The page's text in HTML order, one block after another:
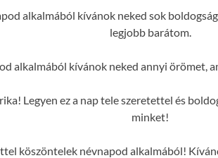
alkalmából kívánok neked sok
legjobb barátom.
alkalmából kívánok neked annyi örömet,
Legyen ez a nap tele szeretettel és
minket!
köszöntelek névnapod alkalmából!